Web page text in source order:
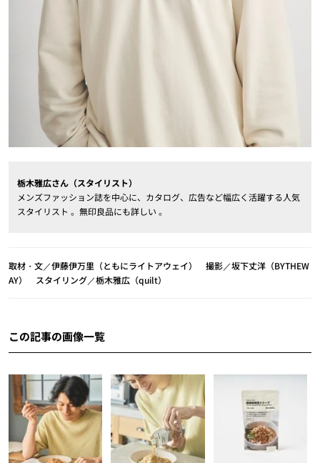
栃木雅広さん（スタイリスト）
メンズファッション誌を中心に、カタログ、広告など幅広く活躍する人気
スタイリスト 。無印良品にも詳しい 。
取材・文／伊藤伊万里（ともにライトアウェイ） 撮影／坂下丈洋（BYTHEW
AY） スタイリング／栃木雅広（quilt）
この記事の画像一覧